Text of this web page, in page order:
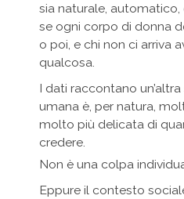
sia naturale,
se ogni corpo di donna
o poi, e chi non ci arriva
qualcosa.
I dati raccontano
umana è, per natura,
molto più delicata di
credere.
Non è una colpa
Eppure il contesto